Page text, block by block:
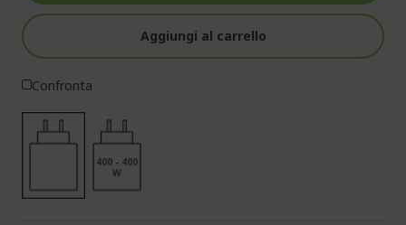
Aggiungi al carrello
Confronta
400 - 400
W